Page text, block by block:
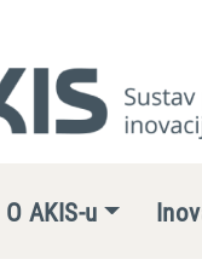
O AKIS-u